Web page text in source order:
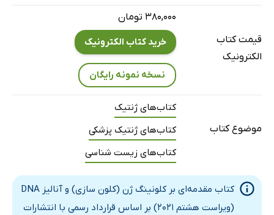
باستان‌شناسی
قیمت کتاب
الکترونیک
۳۸۰,۰۰۰ تومان
خرید کتاب الکترونیک
نسخه نمونه رایگان
موضوع کتاب
کتاب‌های ژنتیک
کتاب‌های ژنتیک پزشکی
کتاب‌های زیست شناسی
کتاب مقدمه‌ای بر کلونینگ ژن (کلون سازی) و آنالیز DNA
(ویراست هشتم 2021) بر اساس قرارداد رسمی با انتشارات